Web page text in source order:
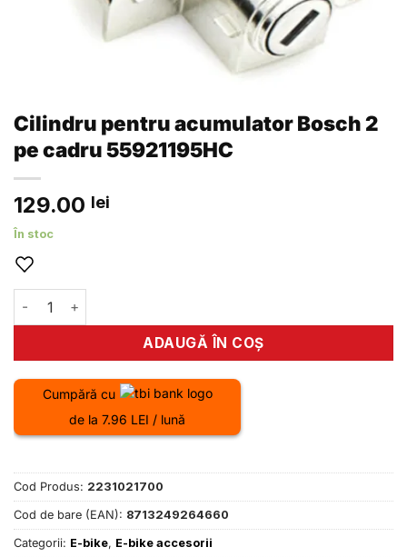
Cilindru pentru acumulator Bosch 2
pe cadru 55921195HC
129.00 lei
În stoc
Cantitate Cilindru pentru acumulator Bosch 2 pe cadru
ADAUGĂ ÎN COȘ
Cumpără cu
de la 7.96 LEI / lună
Cod Produs: 2231021700
Cod de bare (EAN): 8713249264660
Categorii: E-bike, E-bike accesorii